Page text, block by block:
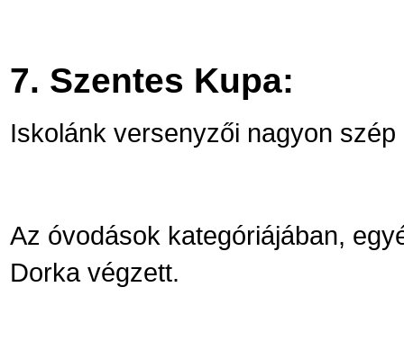
7. Szentes Kupa:
Iskolánk versenyzői nagyon
Az óvodások kategóriájában,
Dorka végzett.